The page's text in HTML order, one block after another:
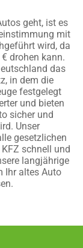
geht, ist es
mit
wird, da
drohen kann.
das
in dem die
festgelegt
und bieten
sicher und
Unser
gesetzlichen
schnell und
langjährige
Ihr altes Auto